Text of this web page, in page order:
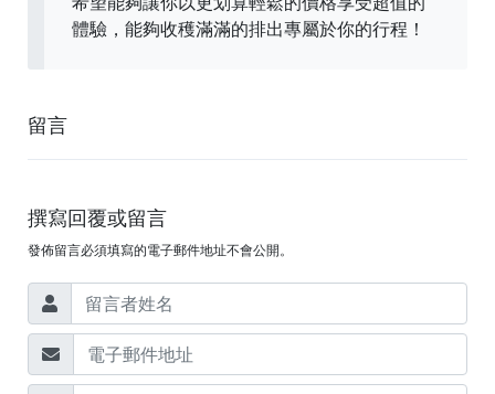
體驗，能夠收穫滿滿的排出專屬於你的行程！
留言
撰寫回覆或留言
發佈留言必須填寫的電子郵件地址不會公開。